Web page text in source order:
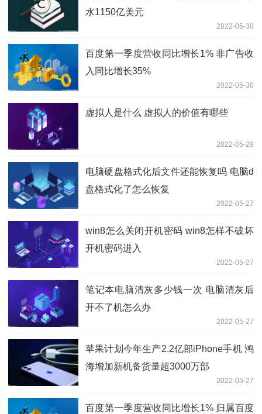
水1150亿美元
2022-05-30
百度第一季度营收同比增长1% 非广告收
入同比增长35%
2022-05-30
虚拟人是什么 虚拟人的价值有哪些
2022-05-29
电脑硬盘格式化后文件还能恢复吗 电脑d
盘格式化了怎么恢复
2022-05-27
win8怎么关闭开机密码 win8怎样不破坏
开机密码进入
2022-05-27
笔记本电脑清灰多少钱一次 电脑清灰后
开不了机怎么办
2022-05-27
苹果计划今年生产2.2亿部iPhone手机 鸿
海增加新机备货量超3000万部
2022-05-27
百度第一季度营收同比增长1% 归属百度